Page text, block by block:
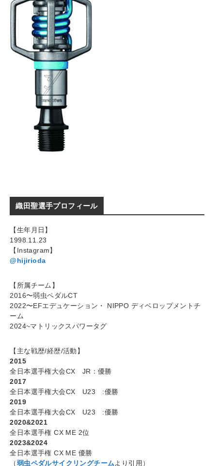
織田聖選手プロフィール
【生年月日】
1998.11.23
【Instagram】
@hijirioda
【所属チーム】
2016〜弱虫ペダルCT
2022〜EFエデュケーション・ NIPPO ディベロップメントチ
ーム
2024~マトリックスパワータグ
【主な戦歴/経歴/活動】
2015
全日本選手権大会CX JR：優勝
2017
全日本選手権大会CX U23 :優勝
2019
全日本選手権大会CX U23 :優勝
2020&2021
全日本選手権 CX ME 2位
2023&2024
全日本選手権 CX ME 優勝
（弱虫ペダルサイクリングチームより引用）